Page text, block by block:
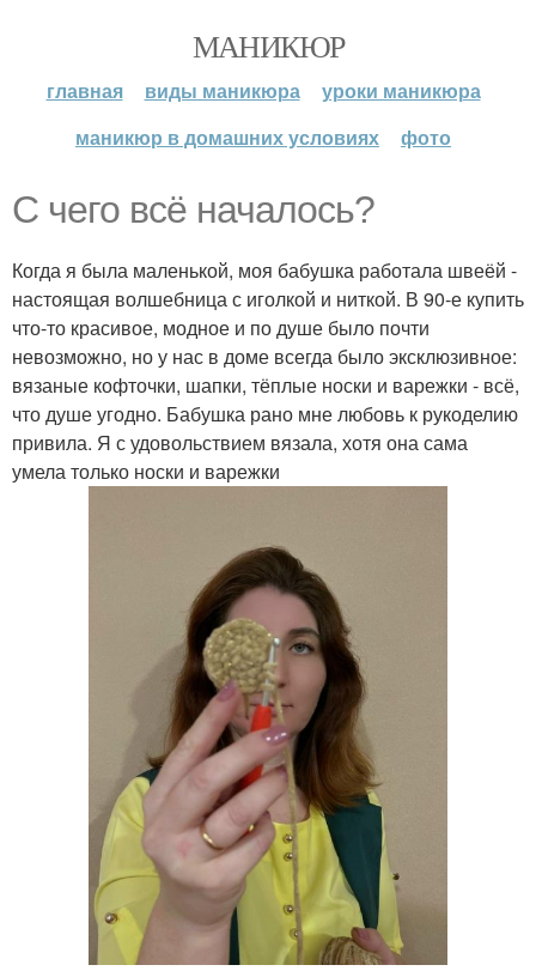
МАНИКЮР
главная виды маникюра
уроки маникюра
маникюр в домашних условиях
фото
С чего всё началось?
Когда я была маленькой, моя бабушка работала швеёй -
настоящая волшебница с иголкой и ниткой. В 90-е купить
что-то красивое, модное и по душе было почти
невозможно, но у нас в доме всегда было эксклюзивное:
вязаные кофточки, шапки, тёплые носки и варежки - всё,
что душе угодно. Бабушка рано мне любовь к рукоделию
привила. Я с удовольствием вязала, хотя она сама
умела только носки и варежки